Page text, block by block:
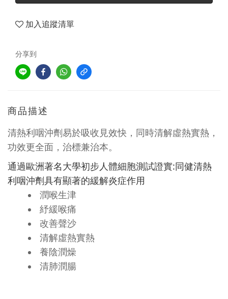
加入追蹤清單
分享到
商品描述
清熱利咽沖劑易於吸收見效快，同時清解虛熱實熱，
功效更全面，治標兼治本。
通過歐洲著名大學初步人體細胞測試證實: 同健清熱
利咽沖劑具有顯著的緩解炎症作用
潤喉生津
紓緩喉痛
改善聲沙
清解虛熱實熱
養陰潤燥
清肺潤腸